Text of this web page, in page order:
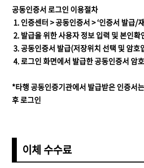
공동인증서 로그인 이용절차
1. 인증센터 > 공동인증서 > ‘인증서 발급/
2. 발급을 위한 사용자 정보 입력 및 본인확
3. 공동인증서 발급(저장위치 선택 및 암호
4. 로그인 화면에서 발급한 공동인증서 암
*타행 공동인증기관에서 발급받은 인증서
후 로그인
이체 수수료